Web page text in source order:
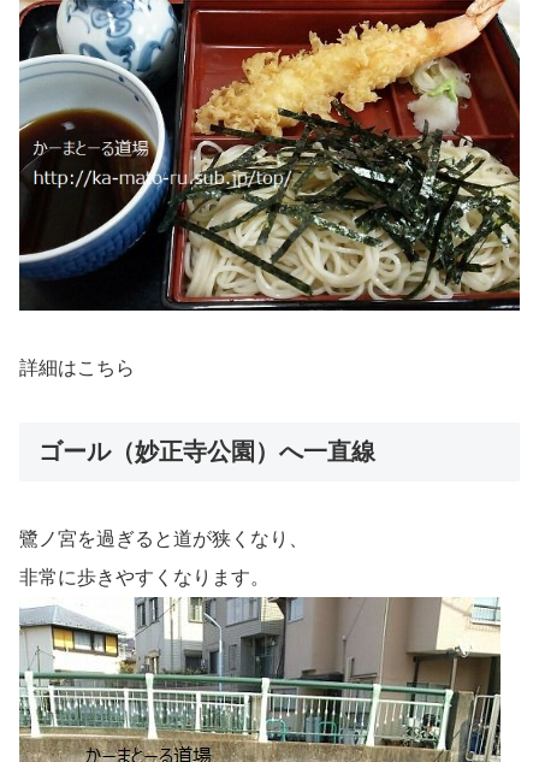
詳細はこちら
ゴール（妙正寺公園）へ一直線
鷺ノ宮を過ぎると道が狭くなり、
非常に歩きやすくなります。